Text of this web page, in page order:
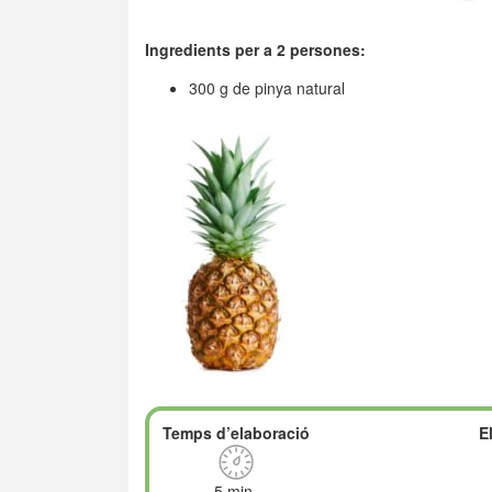
Ingredients per a 2 persones:
300 g de pinya natural
Temps d’elaboració